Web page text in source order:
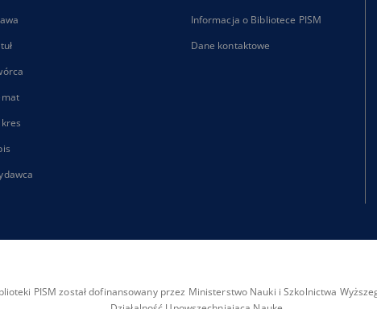
Informacja o Bibliotece PISM
Dane kontaktowe
PISM został dofinansowany przez Ministerstwo Nauki i Szkolnictwa